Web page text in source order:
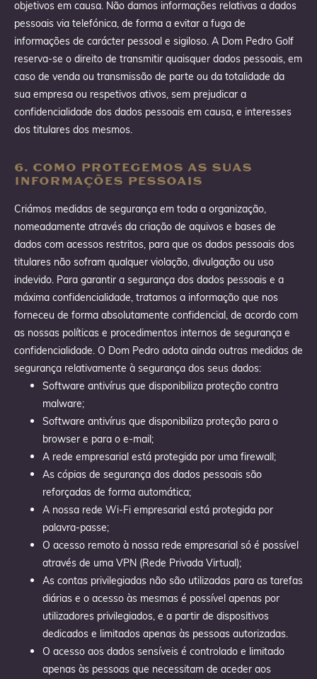
objetivos em causa. Não damos informações relativas a dados
pessoais via telefónica, de forma a evitar a fuga de
informações de carácter pessoal e sigiloso. A Dom Pedro Golf
reserva-se o direito de transmitir quaisquer dados pessoais, em
caso de venda ou transmissão de parte ou da totalidade da
sua empresa ou respetivos ativos, sem prejudicar a
confidencialidade dos dados pessoais em causa, e interesses
dos titulares dos mesmos.
6. COMO PROTEGEMOS AS SUAS
INFORMAÇÕES PESSOAIS
Criámos medidas de segurança em toda a organização,
nomeadamente através da criação de aquivos e bases de
dados com acessos restritos, para que os dados pessoais dos
titulares não sofram qualquer violação, divulgação ou uso
indevido. Para garantir a segurança dos dados pessoais e a
máxima confidencialidade, tratamos a informação que nos
forneceu de forma absolutamente confidencial, de acordo com
as nossas políticas e procedimentos internos de segurança e
confidencialidade. O Dom Pedro adota ainda outras medidas de
segurança relativamente à segurança dos seus dados:
Software antivírus que disponibiliza proteção contra
malware;
Software antivírus que disponibiliza proteção para o
browser e para o e-mail;
A rede empresarial está protegida por uma firewall;
As cópias de segurança dos dados pessoais são
reforçadas de forma automática;
A nossa rede Wi-Fi empresarial está protegida por
palavra-passe;
O acesso remoto à nossa rede empresarial só é possível
através de uma VPN (Rede Privada Virtual);
As contas privilegiadas não são utilizadas para as tarefas
diárias e o acesso às mesmas é possível apenas por
utilizadores privilegiados, e a partir de dispositivos
dedicados e limitados apenas às pessoas autorizadas.
O acesso aos dados sensíveis é controlado e limitado
apenas às pessoas que necessitam de aceder aos